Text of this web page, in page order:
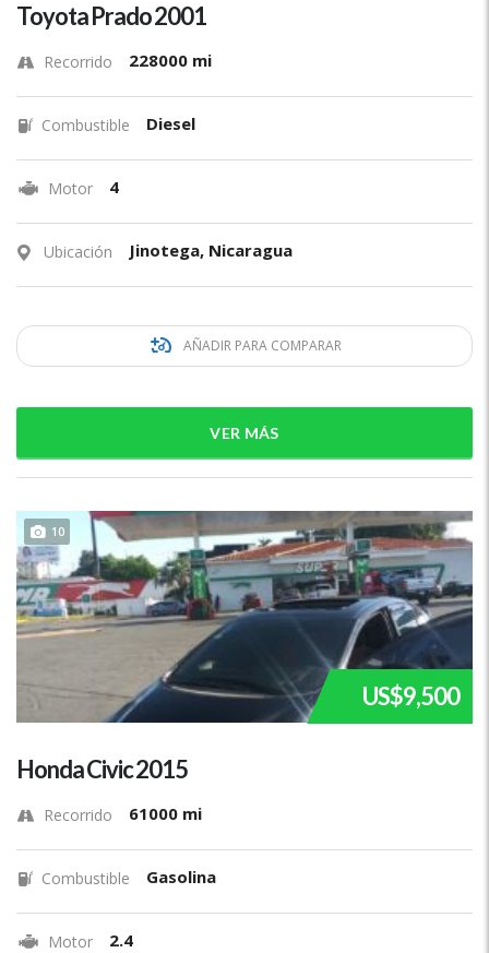
Toyota Prado 2001
Recorrido 228000 mi
Combustible Diesel
Motor 4
Ubicación Jinotega, Nicaragua
AÑADIR PARA COMPARAR
VER MÁS
10
US$9,500
Honda Civic 2015
Recorrido 61000 mi
Combustible Gasolina
Motor 2.4